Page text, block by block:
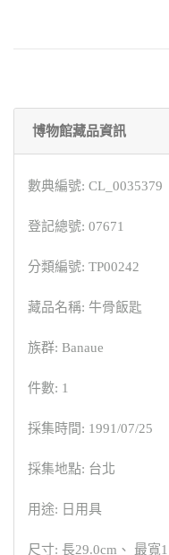
博物館藏品資訊
數典編號: CL_0035379
登記總號: 07671
分類編號: TP00242
藏品名稱: 牛骨飯匙
族群: Banaue
件數: 1
採集時間: 1991/07/25
採集地點: 台北
用途: 日用具
尺寸: 長29.0cm、 最寬